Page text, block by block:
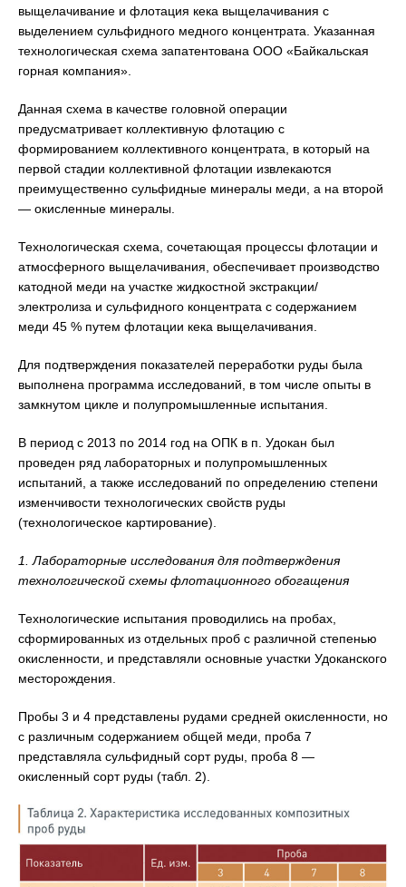
выщелачивание и флотация кека выщелачивания с
выделением сульфидного медного концентрата. Указанная
технологическая схема запатентована ООО «Байкальская
горная компания».
Данная схема в качестве головной операции
предусматривает коллективную флотацию с
формированием коллективного концентрата, в который на
первой стадии коллективной флотации извлекаются
преимущественно сульфидные минералы меди, а на второй
— окисленные минералы.
Технологическая схема, сочетающая процессы флотации и
атмосферного выщелачивания, обеспечивает производство
катодной меди на участке жидкостной экстракции/
электролиза и сульфидного концентрата с содержанием
меди 45 % путем флотации кека выщелачивания.
Для подтверждения показателей переработки руды была
выполнена программа исследований, в том числе опыты в
замкнутом цикле и полупромышленные испытания.
В период с 2013 по 2014 год на ОПК в п. Удокан был
проведен ряд лабораторных и полупромышленных
испытаний, а также исследований по определению степени
изменчивости технологических свойств руды
(технологическое картирование).
1. Лабораторные исследования для подтверждения
технологической схемы флотационного обогащения
Технологические испытания проводились на пробах,
сформированных из отдельных проб с различной степенью
окисленности, и представляли основные участки Удоканского
месторождения.
Пробы 3 и 4 представлены рудами средней окисленности, но
с различным содержанием общей меди, проба 7
представляла сульфидный сорт руды, проба 8 —
окисленный сорт руды (табл. 2).